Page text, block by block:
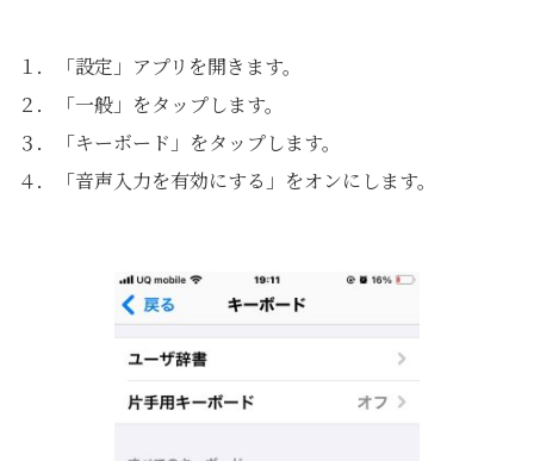
１．「設定」アプリを開きます。
２．「一般」をタップします。
３．「キーボード」をタップします。
４．「音声入力を有効にする」をオンにします。